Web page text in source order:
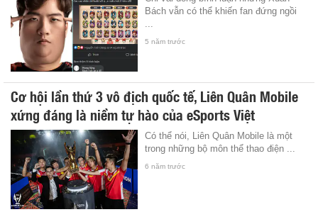
Bách vẫn có thể khiến fan đứng ngồi
5 năm trước
Cơ hội lần thứ 3 vô địch quốc tế, Liên Quân Mobile
xứng đáng là niềm tự hào của eSports Việt
Có thể nói, Liên Quân Mobile là một
trong những bộ môn thể thao điện ...
6 năm trước